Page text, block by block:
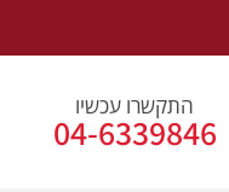
התקשרו עכשיו
04-6339846